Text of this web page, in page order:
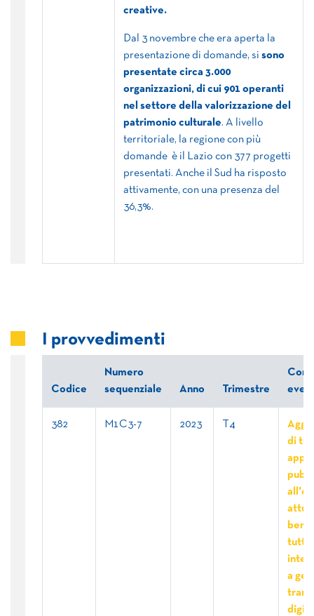
creative.
Dal 3 novembre che era aperta la
presentazione di domande, si sono
presentate circa 3.000
organizzazioni, di cui 901 operanti
nel settore della valorizzazione del
patrimonio culturale. A livello
territoriale, la regione con più
domande è il Lazio con 377 progetti
presentati. Anche il Sud ha risposto
attivamente, con una presenza del
36,3%.
I provvedimenti
Codice
Numero
sequenziale
Anno Trimestre
382 M1C3-7 2023 T4
di
tutti
a